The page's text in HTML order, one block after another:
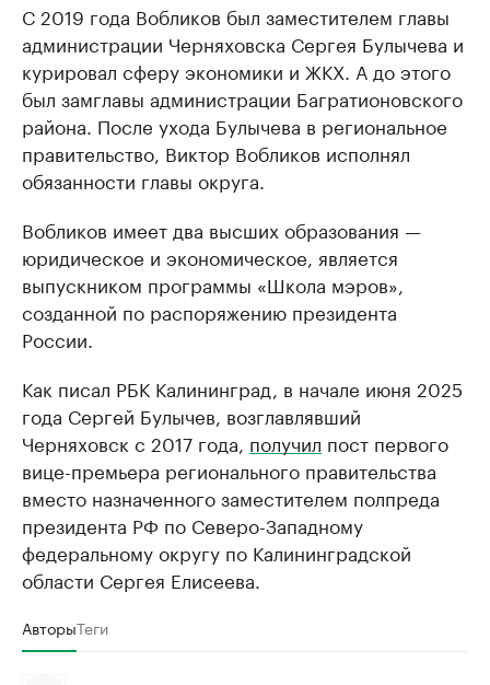
С 2019 года Вобликов был заместителем главы
администрации Черняховска Сергея Булычева и
курировал сферу экономики и ЖКХ. А до этого
был замглавы администрации Багратионовского
района. После ухода Булычева в региональное
правительство, Виктор Вобликов исполнял
обязанности главы округа.
Вобликов имеет два высших образования —
юридическое и экономическое, является
выпускником программы «Школа мэров»,
созданной по распоряжению президента
России.
Как писал РБК Калининград, в начале июня 2025
года Сергей Булычев, возглавлявший
Черняховск с 2017 года, получил пост первого
вице-премьера регионального правительства
вместо назначенного заместителем полпреда
президента РФ по Северо-Западному
федеральному округу по Калининградской
области Сергея Елисеева.
АвторыТеги